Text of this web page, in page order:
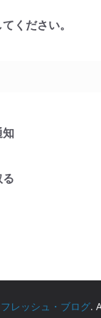
ください。
知
レッシュ・ブログ.